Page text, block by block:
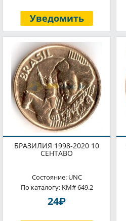
Уведомить
БРАЗИЛИЯ 1998-2020 10
СЕНТАВО
Состояние: UNC
По каталогу: KM# 649.2
24P